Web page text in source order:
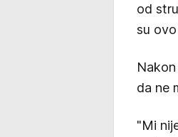
od
su
da ne
"Mi